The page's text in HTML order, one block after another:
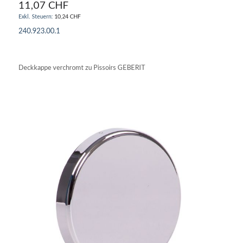
11,07 CHF
10,24 CHF
240.923.00.1
Deckkappe verchromt zu Pissoirs GEBERIT